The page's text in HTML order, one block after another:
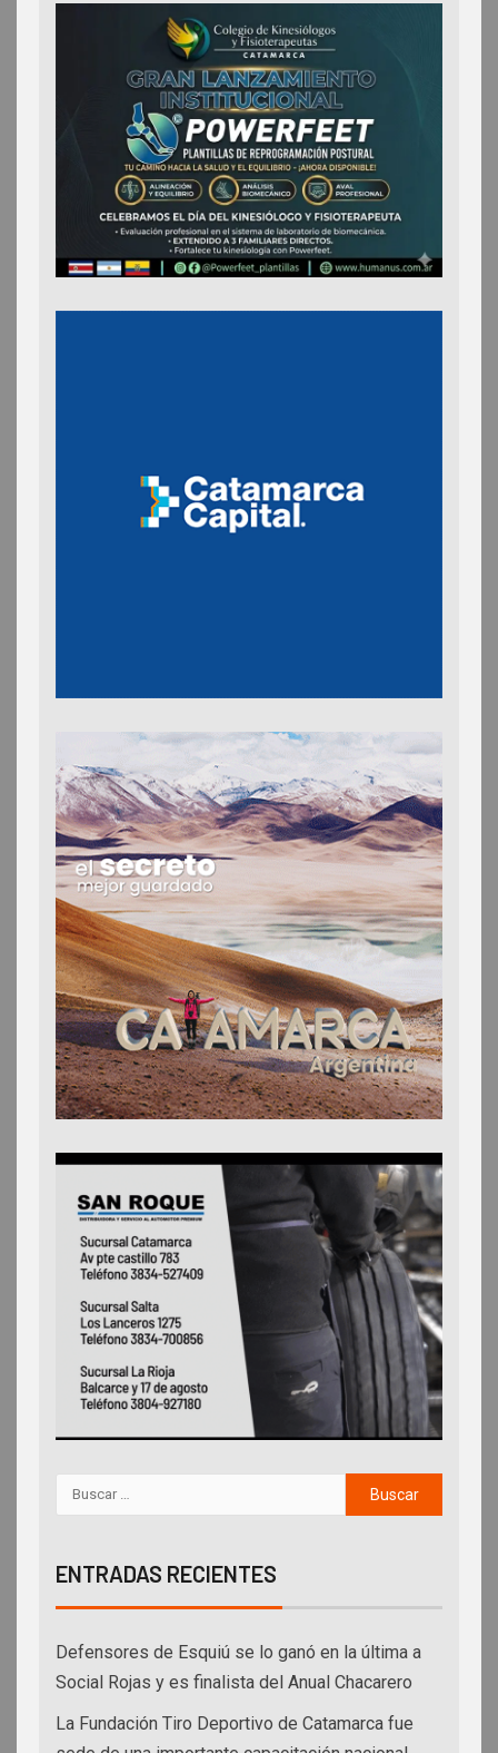
ENTRADAS RECIENTES
Defensores de Esquiú se lo ganó en la última a
Social Rojas y es finalista del Anual Chacarero
La Fundación Tiro Deportivo de Catamarca fue